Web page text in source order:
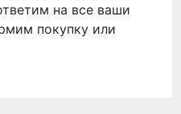
на все ваши
покупку или